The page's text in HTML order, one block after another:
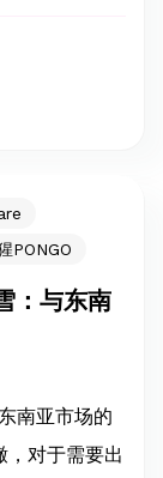
PONGO
：与东南
南亚市场的
，对于需要出